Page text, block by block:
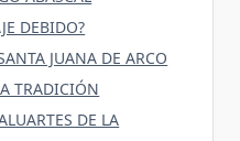
DEBIDO?
JUANA DE ARCO
TRADICIÓN
DE LA